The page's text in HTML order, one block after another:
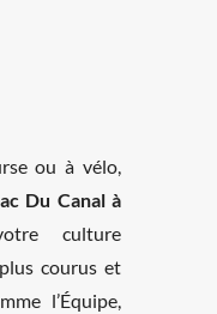
ou à vélo,
Du Canal à
culture
courus et
l’Équipe,